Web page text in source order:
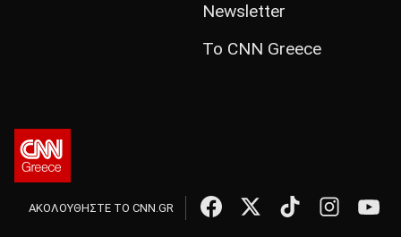
Newsletter
Το CNN Greece
ΑΚΟΛΟΥΘΗΣΤΕ ΤΟ CNN.GR